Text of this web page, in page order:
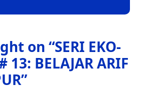
on “SERI EKO-
13: BELAJAR ARIF
”